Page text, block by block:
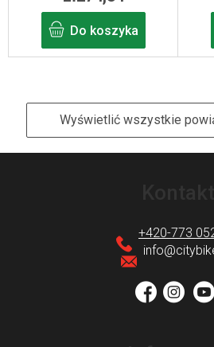
Do koszyka
Wyświetlić wszystkie
info@
+420-773